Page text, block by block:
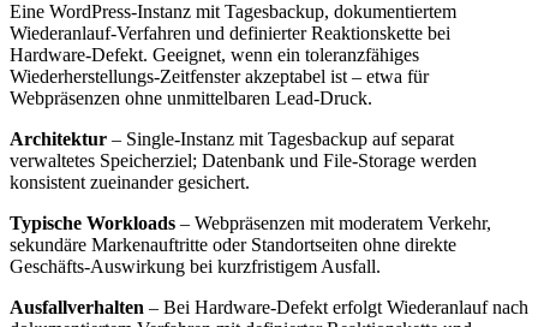
Eine WordPress-Instanz mit Tagesbackup, dokumentiertem
Wiederanlauf-Verfahren und definierter Reaktionskette bei
Hardware-Defekt. Geeignet, wenn ein toleranzfähiges
Wiederherstellungs-Zeitfenster akzeptabel ist – etwa für
Webpräsenzen ohne unmittelbaren Lead-Druck.
Architektur – Single-Instanz mit Tagesbackup auf separat
verwaltetes Speicherziel; Datenbank und File-Storage werden
konsistent zueinander gesichert.
Typische Workloads – Webpräsenzen mit moderatem Verkehr,
sekundäre Markenauftritte oder Standortseiten ohne direkte
Geschäfts-Auswirkung bei kurzfristigem Ausfall.
Ausfallverhalten – Bei Hardware-Defekt erfolgt Wiederanlauf nach